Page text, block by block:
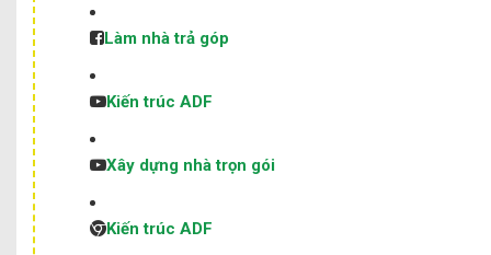
Làm nhà trả góp
Kiến trúc ADF
Xây dựng nhà trọn gói
Kiến trúc ADF